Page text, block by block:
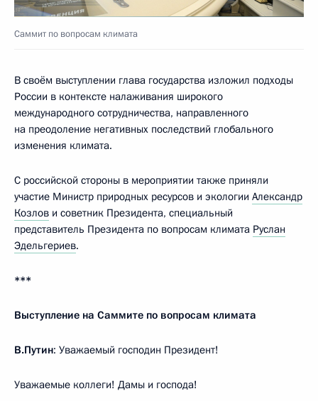
Саммит по вопросам климата
В своём выступлении глава государства изложил подходы
России в контексте налаживания широкого
международного сотрудничества, направленного
на преодоление негативных последствий глобального
изменения климата.
С российской стороны в мероприятии также приняли
участие Министр природных ресурсов и экологии Александр
Козлов и советник Президента, специальный
представитель Президента по вопросам климата Руслан
Эдельгериев.
***
Выступление на Саммите по вопросам климата
В.Путин: Уважаемый господин Президент!
Уважаемые коллеги! Дамы и господа!